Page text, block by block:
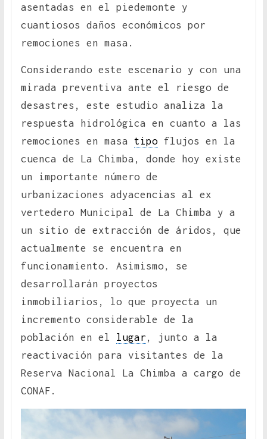
asentadas en el piedemonte y
cuantiosos daños económicos por
remociones en masa.
Considerando este escenario y con una
mirada preventiva ante el riesgo de
desastres, este estudio analiza la
respuesta hidrológica en cuanto a las
remociones en masa tipoflujos en la
cuenca de La Chimba, donde hoy existe
un importante número de
urbanizaciones adyacencias al ex
vertedero Municipal de La Chimba y a
un sitio de extracción de áridos, que
actualmente se encuentra en
funcionamiento. Asimismo, se
desarrollarán proyectos
inmobiliarios, lo que proyecta un
incremento considerable de la
población en el lugar , junto a la
reactivación para visitantes de la
Reserva Nacional La Chimba a cargo de
CONAF.